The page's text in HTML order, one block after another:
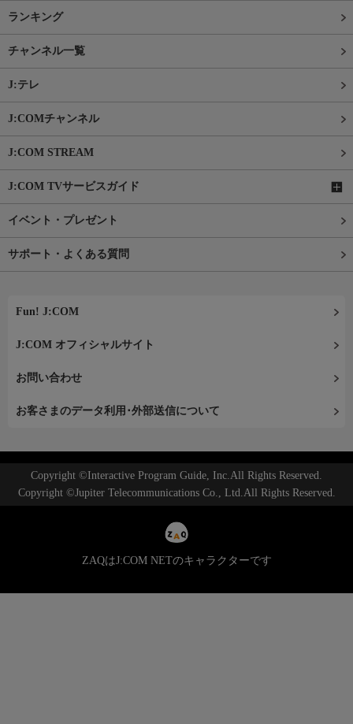
ランキング
チャンネル一覧
J:テレ
J:COMチャンネル
J:COM STREAM
J:COM TVサービスガイド
イベント・プレゼント
サポート・よくある質問
Fun! J:COM
J:COM オフィシャルサイト
お問い合わせ
お客さまのデータ利用･外部送信について
Copyright ©Interactive Program Guide, Inc.All Rights Reserved.
Copyright ©Jupiter Telecommunications Co., Ltd.All Rights Reserved.
ZAQはJ:COM NETのキャラクターです